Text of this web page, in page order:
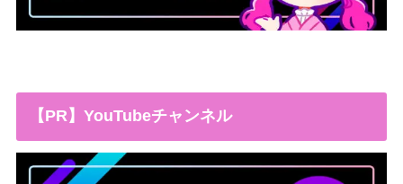
【PR】YouTubeチャンネル